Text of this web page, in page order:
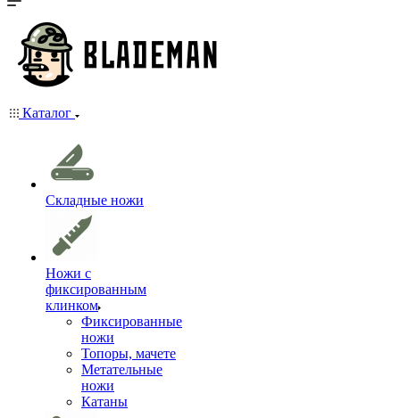
Каталог
Складные ножи
Ножи с
фиксированным
клинком
Фиксированные
ножи
Топоры, мачете
Метательные
ножи
Катаны